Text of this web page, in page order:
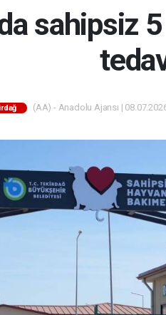
sahipsiz
(AA) - Anadolu Ajansı |